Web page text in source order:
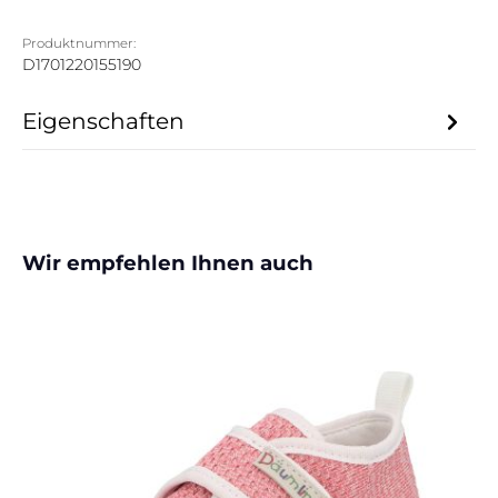
Produktnummer:
D1701220155190
Eigenschaften
Produktgalerie überspringen
Wir empfehlen Ihnen auch